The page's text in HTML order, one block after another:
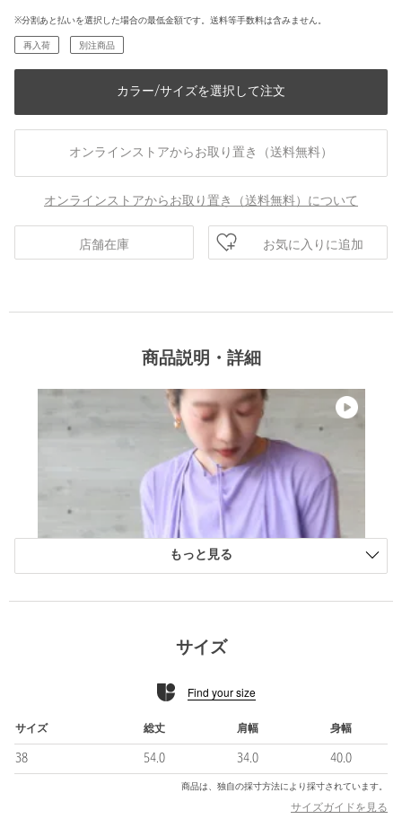
※分割あと払いを選択した場合の最低金額です。送料等手数料は含みません。
再入荷 別注商品
カラー/サイズを選択して注文
オンラインストアからお取り置き（送料無料）
オンラインストアからお取り置き（送料無料）について
店舗在庫 お気に入りに追加
商品説明・詳細
もっと見る
サイズ
Find your size
サイズ 総丈 肩幅 身幅
38 54.0 34.0 40.0
商品は、独自の採寸方法により採寸されています。
サイズガイドを見る